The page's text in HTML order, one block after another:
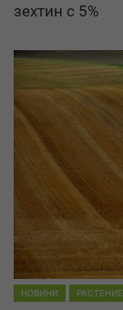
зехтин с 5%
НОВИНИ